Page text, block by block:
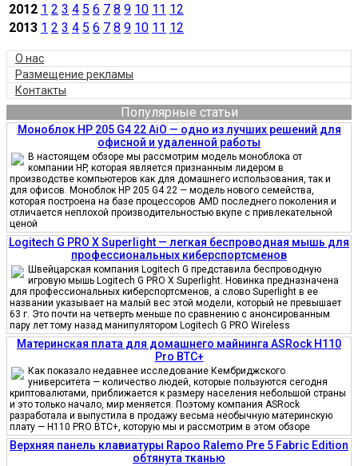
2012 1 2 3 4 5 6 7 8 9 10 11 12
2013 1 2 3 4 5 6 7 8 9 10 11 12
О нас
Размещение рекламы
Контакты
Популярные статьи
Моноблок HP 205 G4 22 AiO — одно из лучших решений для
офисной и удаленной работы
В настоящем обзоре мы рассмотрим модель моноблока от
компании HP, которая является признанным лидером в
производстве компьютеров как для домашнего использования, так и
для офисов. Моноблок HP 205 G4 22 — модель нового семейства,
которая построена на базе процессоров AMD последнего поколения и
отличается неплохой производительностью вкупе с привлекательной
ценой
Logitech G PRO X Superlight — легкая беспроводная мышь для
профессиональных киберспортсменов
Швейцарская компания Logitech G представила беспроводную
игровую мышь Logitech G PRO X Superlight. Новинка предназначена
для профессиональных киберспортсменов, а слово Superlight в ее
названии указывает на малый вес этой модели, который не превышает
63 г. Это почти на четверть меньше по сравнению с анонсированным
пару лет тому назад манипулятором Logitech G PRO Wireless
Материнская плата для домашнего майнинга ASRock H110
Pro BTC+
Как показало недавнее исследование Кембриджского
университета — количество людей, которые пользуются сегодня
криптовалютами, приближается к размеру населения небольшой страны
и это только начало, мир меняется. Поэтому компания ASRock
разработала и выпустила в продажу весьма необычную материнскую
плату — H110 PRO BTC+, которую мы и рассмотрим в этом обзоре
Верхняя панель клавиатуры Rapoo Ralemo Pre 5 Fabric Edition
обтянута тканью